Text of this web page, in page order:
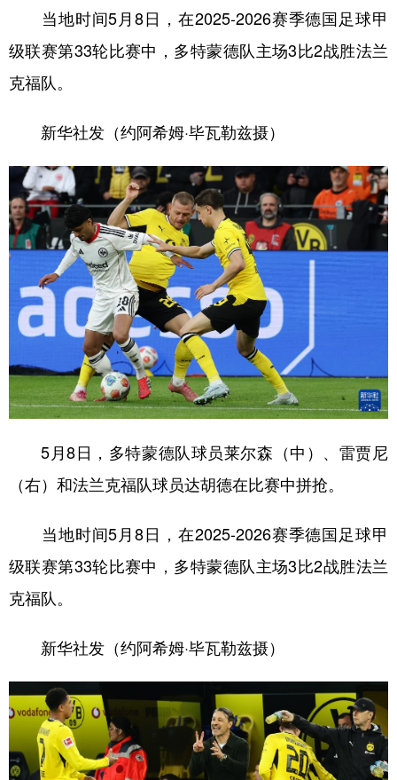
当地时间5月8日，在2025-2026赛季德国足球甲
级联赛第33轮比赛中，多特蒙德队主场3比2战胜法兰
克福队。
新华社发（约阿希姆·毕瓦勒兹摄）
5月8日，多特蒙德队球员莱尔森（中）、雷贾尼
（右）和法兰克福队球员达胡德在比赛中拼抢。
当地时间5月8日，在2025-2026赛季德国足球甲
级联赛第33轮比赛中，多特蒙德队主场3比2战胜法兰
克福队。
新华社发（约阿希姆·毕瓦勒兹摄）